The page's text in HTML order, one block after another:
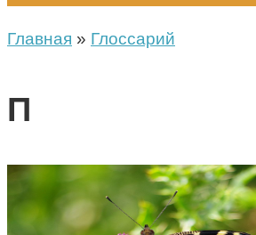
Главная » Глоссарий
П